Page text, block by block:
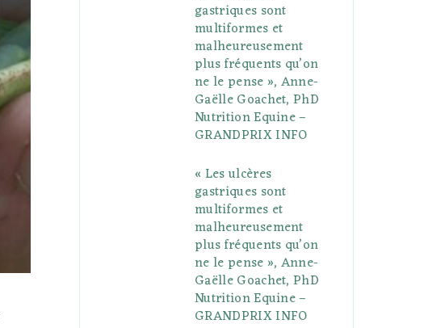
P
u
s
r
a
e
s
gastriques sont
multiformes et
malheureusement
plus fréquents qu’on
ne le pense », Anne-
Gaëlle Goachet, PhD
Nutrition Equine –
GRANDPRIX INFO
« Les ulcères
gastriques sont
multiformes et
malheureusement
plus fréquents qu’on
ne le pense », Anne-
Gaëlle Goachet, PhD
Nutrition Equine –
GRANDPRIX INFO